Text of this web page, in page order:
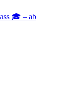
🎓 – ab